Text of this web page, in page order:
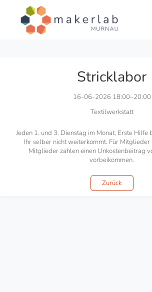
Stricklabor
16-06-2026 18:00–20:00
Textilwerkstatt
Jeden 1. und 3. Dienstag im Monat, Erste Hilfe
Ihr selber nicht weiterkommt. Für Mitglieder
Mitglieder zahlen einen Unkostenbeitrag
vorbeikommen.
Zurück